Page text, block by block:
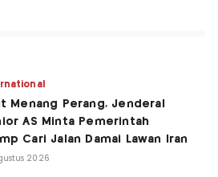
Menang Perang, Jenderal
AS Minta Pemerintah
Cari Jalan Damai Lawan Iran
2026